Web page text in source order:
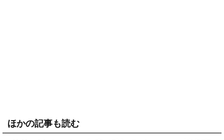
ほかの記事も読む